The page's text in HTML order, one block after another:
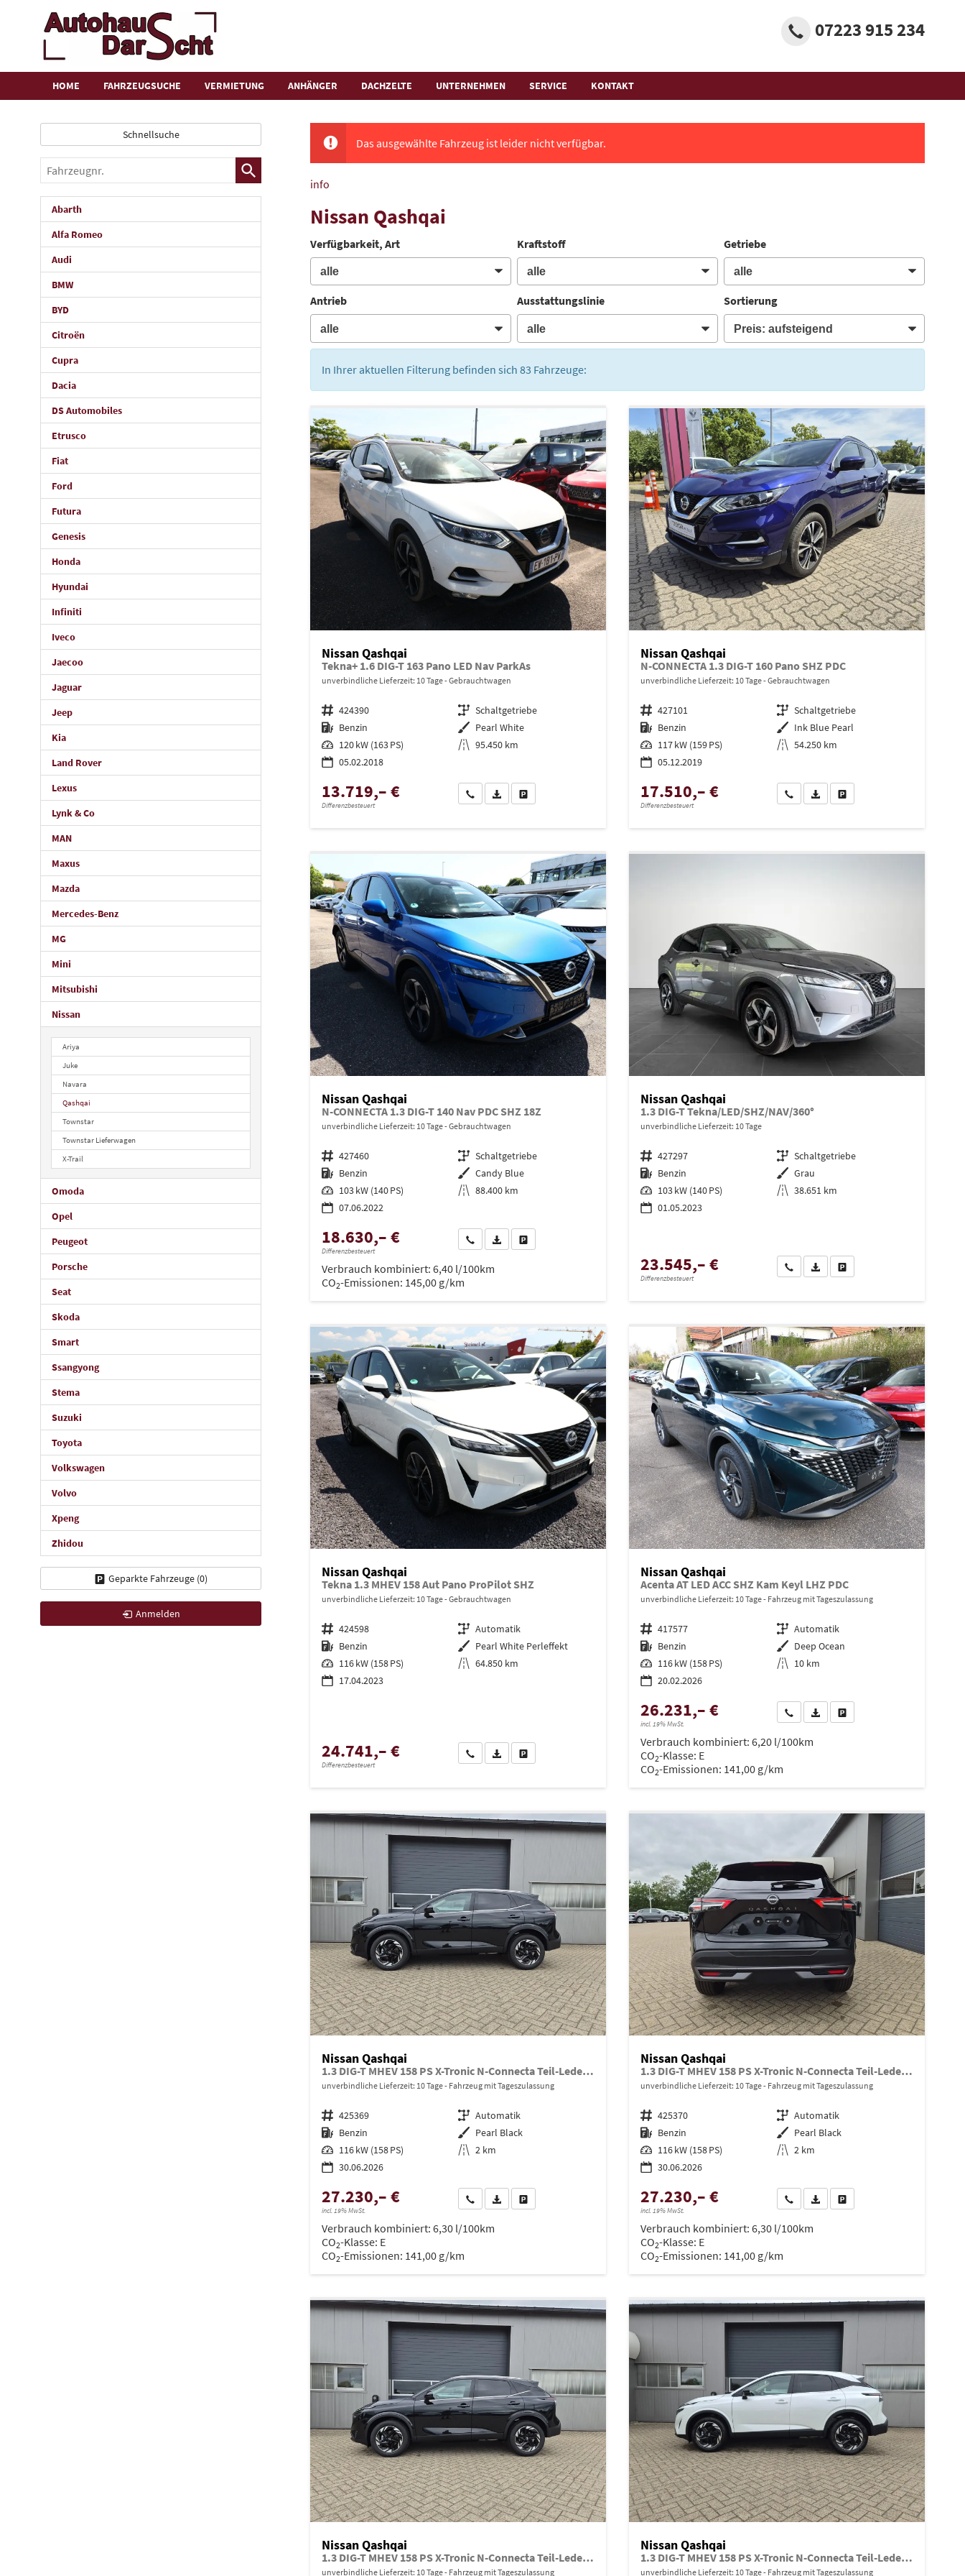
07223 915 234
HOME FAHRZEUGSUCHE VERMIETUNG ANHÄNGER DACHZELTE UNTERNEHMEN SERVICE KONTAKT
Das ausgewählte Fahrzeug ist leider nicht verfügbar.
info
Nissan Qashqai
Verfügbarkeit, Art Kraftstoff Getriebe
Antrieb Ausstattungslinie Sortierung
In Ihrer aktuellen Filterung befinden sich 83 Fahrzeuge:
Nissan Qashqai
Tekna+ 1.6 DIG-T 163 Pano LED Nav ParkAs
unverbindliche Lieferzeit: 10 Tage Gebrauchtwagen
Fahrzeugnr. 424390 Getriebe Schaltgetriebe
Kraftstoff Benzin Außenfarbe Pearl White
Leistung 120 kW (163 PS) Kilometerstand 95.450 km
05.02.2018
13.719,– €
Differenzbesteuert
Wir rufen Sie anPDF-Datei, Fahrzeugexposé drucken
Drucken, parken oder vergleichen
Nissan Qashqai
N-CONNECTA 1.3 DIG-T 160 Pano SHZ PDC
unverbindliche Lieferzeit: 10 Tage Gebrauchtwagen
Fahrzeugnr. 427101 Getriebe Schaltgetriebe
Kraftstoff Benzin Außenfarbe Ink Blue Pearl
Leistung 117 kW (159 PS) Kilometerstand 54.250 km
05.12.2019
17.510,– €
Differenzbesteuert
Wir rufen Sie anPDF-Datei, Fahrzeugexposé drucken
Drucken, parken oder
Nissan Qashqai
N-CONNECTA 1.3 DIG-T 140 Nav PDC SHZ 18Z
unverbindliche Lieferzeit: 10 Tage Gebrauchtwagen
Fahrzeugnr. 427460 Getriebe Schaltgetriebe
Kraftstoff Benzin Außenfarbe Candy Blue
Leistung 103 kW (140 PS) Kilometerstand 88.400 km
07.06.2022
18.630,– €
Differenzbesteuert
Wir rufen Sie anPDF-Datei, Fahrzeugexposé drucken
Drucken, parken oder vergleichen
Verbrauch kombiniert: 6,40 l/100km
CO2-Emissionen: 145,00 g/km
Nissan Qashqai
1.3 DIG-T Tekna/LED/SHZ/NAV/360°
unverbindliche Lieferzeit: 10 Tage
Fahrzeugnr. 427297 Getriebe Schaltgetriebe
Kraftstoff Benzin Außenfarbe Grau
Leistung 103 kW (140 PS) Kilometerstand 38.651 km
01.05.2023
23.545,– €
Differenzbesteuert
Wir rufen Sie anPDF-Datei, Fahrzeugexposé drucken
Drucken, parken oder
Nissan Qashqai
Tekna 1.3 MHEV 158 Aut Pano ProPilot SHZ
unverbindliche Lieferzeit: 10 Tage Gebrauchtwagen
Fahrzeugnr. 424598 Getriebe Automatik
Kraftstoff Benzin Außenfarbe Pearl White Perleffekt
Leistung 116 kW (158 PS) Kilometerstand 64.850 km
17.04.2023
24.741,– €
Differenzbesteuert
Wir rufen Sie anPDF-Datei, Fahrzeugexposé drucken
Drucken, parken oder vergleichen
Nissan Qashqai
Acenta AT LED ACC SHZ Kam Keyl LHZ PDC
unverbindliche Lieferzeit: 10 Tage Fahrzeug mit Tageszulassung
Fahrzeugnr. 417577 Getriebe Automatik
Kraftstoff Benzin Außenfarbe Deep Ocean
Leistung 116 kW (158 PS) Kilometerstand 10 km
20.02.2026
26.231,– €
incl. 19% MwSt.
Wir rufen Sie anPDF-Datei, Fahrzeugexposé drucken
Drucken, parken oder
Verbrauch kombiniert: 6,20 l/100km
CO2-Klasse: E
CO2-Emissionen: 141,00 g/km
Nissan Qashqai
1.3 DIG-T MHEV 158 PS X-Tronic N-Connecta Teil-Leder PanoGlasdach Klimaautomatik Sitzheizung Lenkradheizung Navi ACC PDC v+h 360°Kamera DAB Bluetooth Touchscreen Apple CarPlay Android Auto 18"LM
unverbindliche Lieferzeit: 10 Tage Fahrzeug mit Tageszulassung
Fahrzeugnr. 425369 Getriebe Automatik
Kraftstoff Benzin Außenfarbe Pearl Black
Leistung 116 kW (158 PS) Kilometerstand 2 km
30.06.2026
27.230,– €
incl. 19% MwSt.
Wir rufen Sie an
PDF-Datei, Fahrzeugexposé drucken
Drucken, parken oder vergleichen
Verbrauch kombiniert: 6,30 l/100km
CO2-Klasse: E
CO2-Emissionen: 141,00 g/km
Nissan Qashqai
1.3 DIG-T MHEV 158 PS X-Tronic N-Connecta Teil-Leder PanoGlasdach Klimaautomatik Sitzheizung Lenkradheizung Navi ACC PDC v+h 360°Kamera DAB Bluetooth Touchscreen Apple CarPlay Android Auto 18"LM
unverbindliche Lieferzeit: 10 Tage Fahrzeug mit Tageszulassung
Fahrzeugnr. 425370 Getriebe Automatik
Kraftstoff Benzin Außenfarbe Pearl Black
Leistung 116 kW (158 PS) Kilometerstand 2 km
30.06.2026
27.230,– €
incl. 19% MwSt.
Wir rufen Sie an
PDF-Datei, Fahrzeugexposé drucken
Drucken, parken oder
Verbrauch kombiniert: 6,30 l/100km
CO2-Klasse: E
CO2-Emissionen: 141,00 g/km
Nissan Qashqai
1.3 DIG-T MHEV 158 PS X-Tronic N-Connecta Teil-Leder PanoGlasdach Klimaautomatik Sitzheizung Lenkradheizung Navi ACC PDC v+h 360°Kamera DAB Bluetooth Touchscreen Apple CarPlay Android Auto 18"LM
unverbindliche Lieferzeit: 10 Tage Fahrzeug mit Tageszulassung
Nissan Qashqai
1.3 DIG-T MHEV 158 PS X-Tronic N-Connecta Teil-Leder PanoGlasdach Klimaautomatik Sitzheizung Lenkradheizung Navi ACC PDC v+h 360°Kamera DAB Bluetooth Touchscreen Apple CarPlay Android Auto 18"LM
unverbindliche Lieferzeit: 10 Tage Fahrzeug mit Tageszulassung
Schnellsuche
Fahrzeugnr.
Abarth
Alfa Romeo
Audi
BMW
BYD
Citroën
Cupra
Dacia
DS Automobiles
Etrusco
Fiat
Ford
Futura
Genesis
Honda
Hyundai
Infiniti
Iveco
Jaecoo
Jaguar
Jeep
Kia
Land Rover
Lexus
Lynk & Co
MAN
Maxus
Mazda
Mercedes-Benz
MG
Mini
Mitsubishi
Nissan
Ariya
Juke
Navara
Qashqai
Townstar
Townstar Lieferwagen
X-Trail
Omoda
Opel
Peugeot
Porsche
Seat
Skoda
Smart
Ssangyong
Stema
Suzuki
Toyota
Volkswagen
Volvo
Xpeng
Zhidou
Geparkte Fahrzeuge (0)
Anmelden